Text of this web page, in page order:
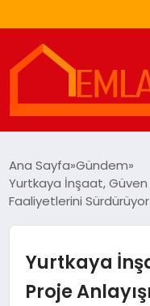
EKONOMI
Ana Sayfa Gündem
Yurtkaya İnşaat, Güven
Faaliyetlerini Sürdürüyor
Yurtkaya
Proje